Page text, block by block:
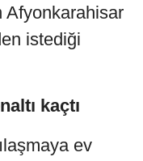
Afyonkarahisar
istediği
kaçtı
ev